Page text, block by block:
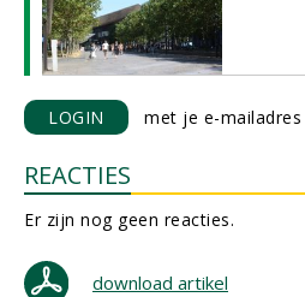
LOGIN met je e-mailadres
REACTIES
Er zijn nog geen reacties.
download artikel